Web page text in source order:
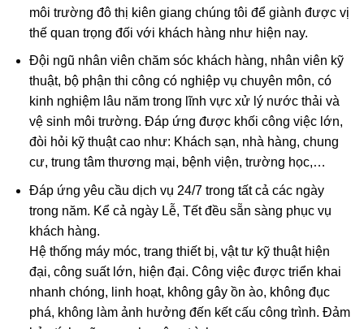
môi trường đô thị kiên giang chúng tôi để giành được vị
thế quan trọng đối với khách hàng như hiện nay.
Đội ngũ nhân viên chăm sóc khách hàng, nhân viên kỹ
thuật, bộ phận thi công có nghiệp vụ chuyên môn, có
kinh nghiệm lâu năm trong lĩnh vực xử lý nước thải và
vệ sinh môi trường. Đáp ứng được khối công việc lớn,
đòi hỏi kỹ thuật cao như: Khách sạn, nhà hàng, chung
cư, trung tâm thương mại, bệnh viện, trường học,…
Đáp ứng yêu cầu dịch vụ 24/7 trong tất cả các ngày
trong năm. Kể cả ngày Lễ, Tết đều sẵn sàng phục vụ
khách hàng.
Hệ thống máy móc, trang thiết bị, vật tư kỹ thuật hiện
đại, công suất lớn, hiện đại. Công việc được triển khai
nhanh chóng, linh hoạt, không gây ồn ào, không đục
phá, không làm ảnh hưởng đến kết cấu công trình. Đảm